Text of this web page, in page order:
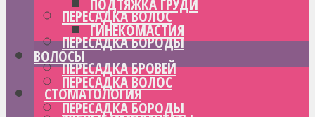
ПЕРЕСАДКА ВОЛОС
ПЕРЕСАДКА БОРОДЫ
ПЕРЕСАДКА БРОВЕЙ
СТОМАТОЛОГИЯ
ПОДТЯЖКА ГРУДИ
ГИНЕКОМАСТИЯ
ВОЛОСЫ
ПЕРЕСАДКА ВОЛОС
ПЕРЕСАДКА БОРОДЫ